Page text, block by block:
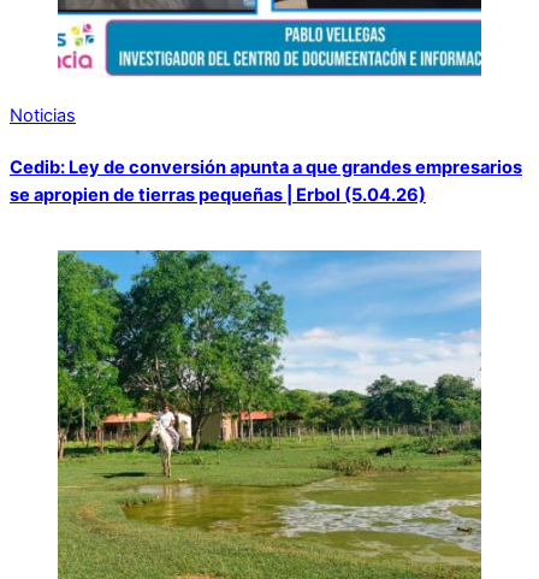
Noticias
Cedib: Ley de conversión apunta a que grandes empresarios
se apropien de tierras pequeñas | Erbol (5.04.26)